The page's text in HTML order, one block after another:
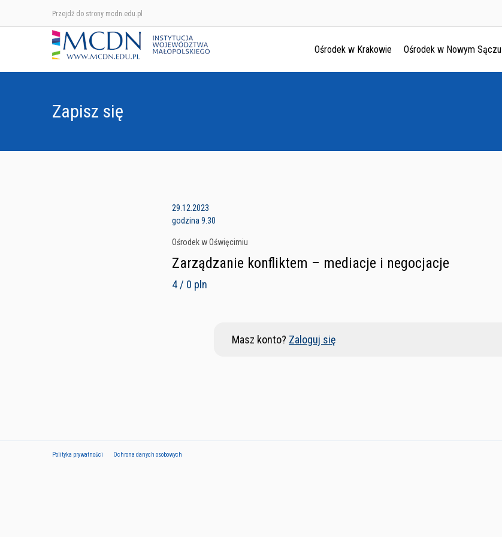
Przejdź do strony mcdn.edu.pl
Ośrodek w Krakowie Ośrodek w Nowym Sączu
Zapisz się
29.12.2023
godzina 9.30
Ośrodek w Oświęcimiu
Zarządzanie konfliktem – mediacje i negocjacje
4 / 0 pln
Masz konto? Zaloguj się
Polityka prywatności Ochrona danych osobowych
Ośrodek w Krakowie